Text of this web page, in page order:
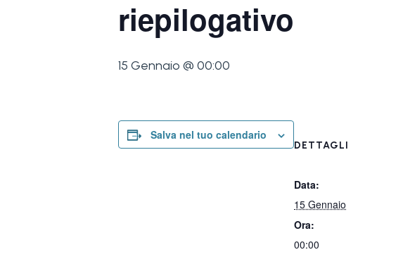
riepilogativo
15 Gennaio @ 00:00
Salva nel tuo calendario
DETTAGLI
Data:
15 Gennaio
Ora:
00:00